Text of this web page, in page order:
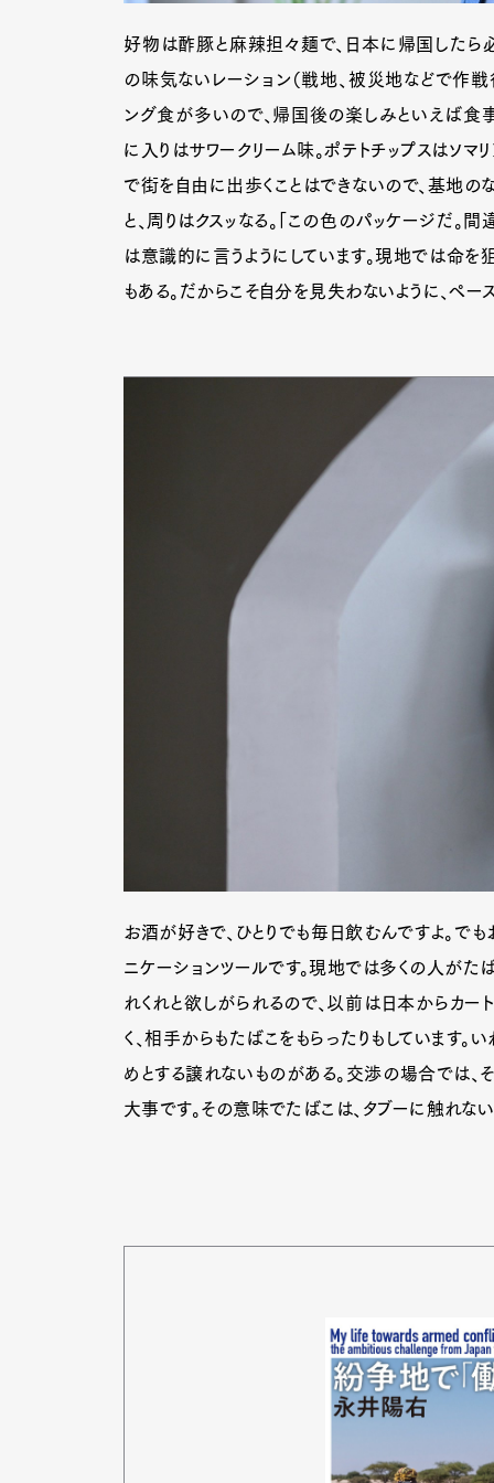
Pen
好物は酢豚と麻辣担々麺で、日本に帰国したら
の味気ないレーション（戦地、被災地などで作
ング食が多いので、帰国後の楽しみといえば食
に入りはサワークリーム味。ポテトチップスはソ
で街を自由に出歩くことはできないので、基地の
と、周りはクスッなる。「この色のパッケージだ。
は意識的に言うようにしています。現地では命
もある。だからこそ自分を見失わないように、ペー
お酒が好きで、ひとりでも毎日飲むんですよ。で
ニケーションツールです。現地では多くの人がた
れくれと欲しがられるので、以前は日本からカ
く、相手からもたばこをもらったりもしています。
めとする譲れないものがある。交渉の場合では、
大事です。その意味でたばこは、タブーに触れ